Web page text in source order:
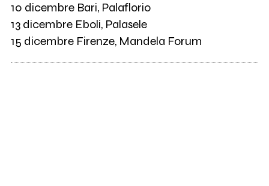
10 dicembre Bari, Palaflorio
13 dicembre Eboli, Palasele
15 dicembre Firenze, Mandela Forum